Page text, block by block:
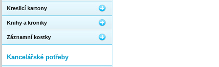
Kreslicí kartony
Knihy a kroniky
Záznamní kostky
Kancelářské potřeby